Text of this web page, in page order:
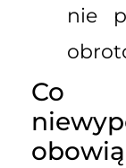
nie
Co